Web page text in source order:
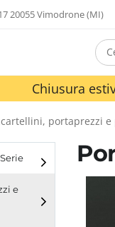
20055 Vimodrone (MI)
Chiusura
portaprezzi e
e